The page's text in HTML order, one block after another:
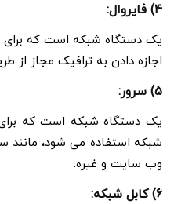
4) فایروال:
یک دستگاه شبکه است که برای
اجازه دادن به ترافیک مجاز از
5) سرور:
یک دستگاه شبکه است که برای
شبکه استفاده می شود، مانند
وب سایت و غیره.
6) کابل شبکه: